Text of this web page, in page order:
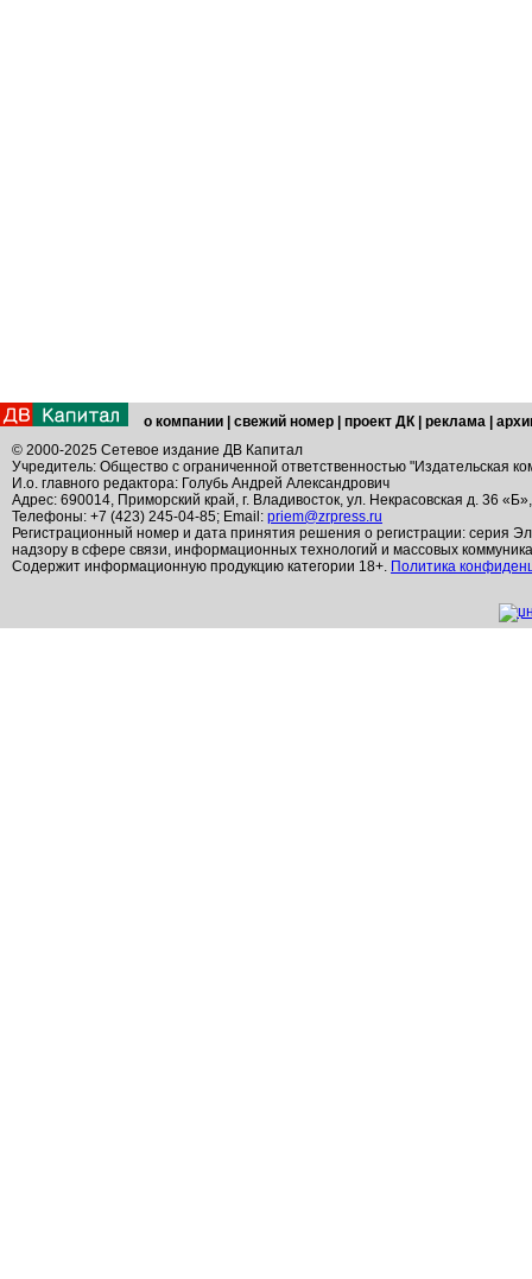
о компании свежий номер проект ДК реклама
© 2000-2025 Сетевое издание ДВ Капитал
Учредитель: Общество с ограниченной ответственностью "Издательская
И.о. главного редактора: Голубь Андрей Александрович
Адрес: 690014, Приморский край, г. Владивосток, ул. Некрасовская д. 36
Телефоны: +7 (423) 245-04-85; Email: priem@zrpress.ru
Регистрационный номер и дата принятия решения о регистрации: серия
надзору в сфере связи, информационных технологий и массовых
Содержит информационную продукцию категории 18+. Политика